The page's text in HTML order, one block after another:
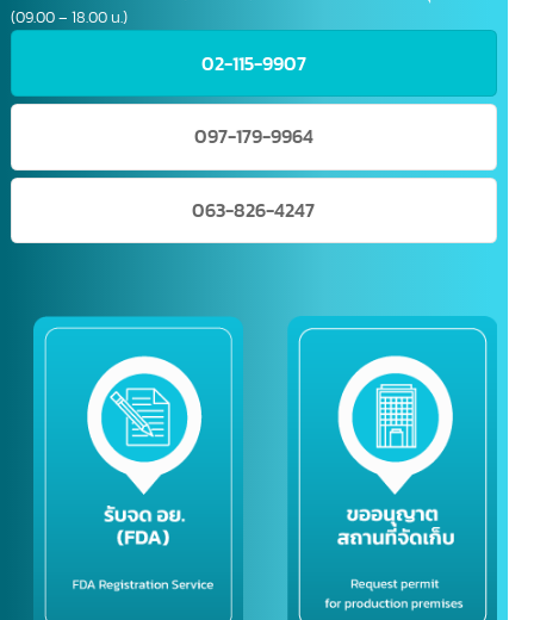
สายด่วน (10 คู่สาย) - สำนักงาน
ใหญ่(ประเทศไทย)
บริษัท อินเทลลิเจ็นซ์ บีสเน็ซ (ไทยเเลนด์) จำกัด – เปิดบริการ จันทร์-ศุกร์
02-115-9907